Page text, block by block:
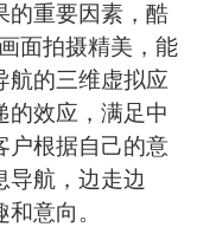
的重要因素，酷
面拍摄精美，能
航的三维虚拟应
的效应，满足中
户根据自己的意
导航，边走边
意向。